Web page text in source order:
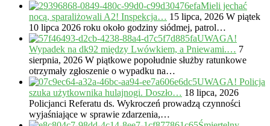
Mieli jechać
nocą, sparaliżowali A2! Inspekcja… 15 lipca, 2026 W piątek
10 lipca 2026 roku około godziny siódmej, patrol…
UWAGA!
Wypadek na dk92 między Lwówkiem, a Pniewami.… 7
sierpnia, 2026 W piątkowe popołudnie służby ratunkowe
otrzymały zgłoszenie o wypadku na…
UWAGA! Policja
szuka użytkownika hulajnogi. Doszło… 18 lipca, 2026
Policjanci Referatu ds. Wykroczeń prowadzą czynności
wyjaśniające w sprawie zdarzenia,…